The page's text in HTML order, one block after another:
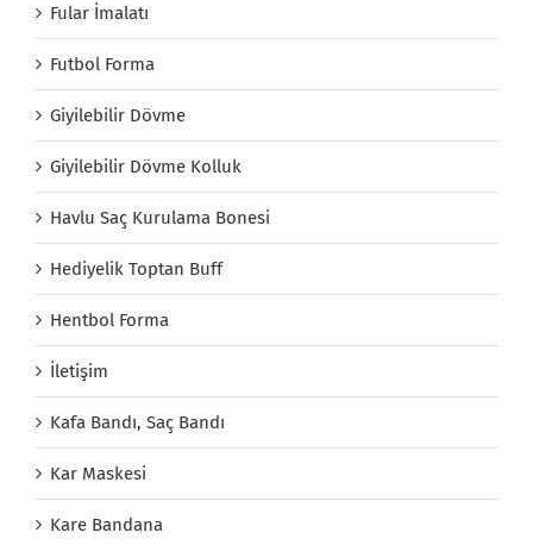
Fular İmalatı
Futbol Forma
Giyilebilir Dövme
Giyilebilir Dövme Kolluk
Havlu Saç Kurulama Bonesi
Hediyelik Toptan Buff
Hentbol Forma
İletişim
Kafa Bandı, Saç Bandı
Kar Maskesi
Kare Bandana